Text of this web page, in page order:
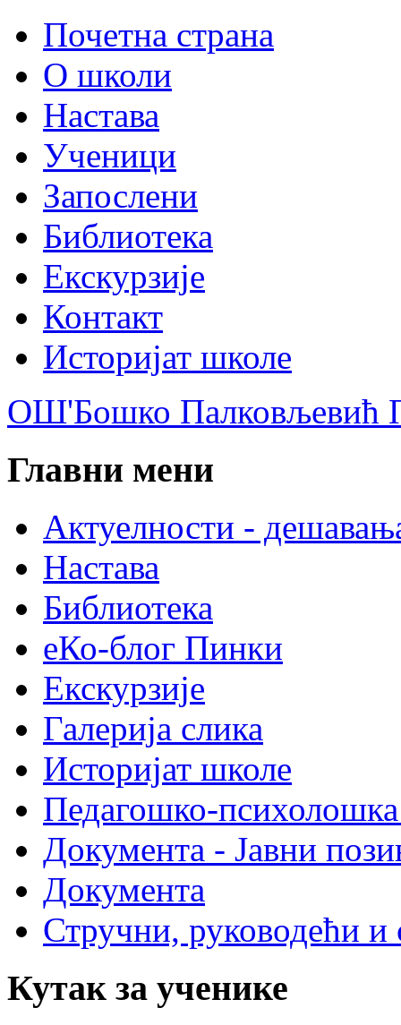
Почетна страна
О школи
Настава
Ученици
Запослени
Библиотека
Екскурзије
Контакт
Историјат школе
ОШ'Бошко Палковљевић
Главни мени
Актуелности -
Настава
Библиотека
еКо-блог Пинки
Екскурзије
Галерија слика
Историјат школе
Педагошко-психолошка
Документа - Јавни
Документа
Стручни, руководећи и
Кутак за ученике